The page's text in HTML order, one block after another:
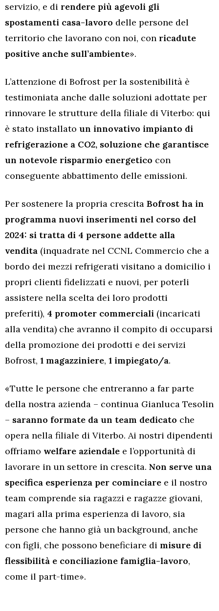
servizio, e di rendere più agevoli gli
spostamenti casa-lavoro delle persone del
territorio che lavorano con noi, con ricadute
positive anche sull’ambiente».
L’attenzione di Bofrost per la sostenibilità è
testimoniata anche dalle soluzioni adottate per
rinnovare le strutture della filiale di Viterbo: qui
è stato installato un innovativo impianto di
refrigerazione a CO2, soluzione che garantisce
un notevole risparmio energetico con
conseguente abbattimento delle emissioni.
Per sostenere la propria crescita Bofrost ha in
programma nuovi inserimenti nel corso del
2024: si tratta di 4 persone addette alla
vendita (inquadrate nel CCNL Commercio che a
bordo dei mezzi refrigerati visitano a domicilio i
propri clienti fidelizzati e nuovi, per poterli
assistere nella scelta dei loro prodotti
preferiti), 4 promoter commerciali (incaricati
alla vendita) che avranno il compito di occuparsi
della promozione dei prodotti e dei servizi
Bofrost, 1 magazziniere, 1 impiegato/a.
«Tutte le persone che entreranno a far parte
della nostra azienda – continua Gianluca Tesolin
– saranno formate da un team dedicato che
opera nella filiale di Viterbo. Ai nostri dipendenti
offriamo welfare aziendale e l’opportunità di
lavorare in un settore in crescita. Non serve una
specifica esperienza per cominciare e il nostro
team comprende sia ragazzi e ragazze giovani,
magari alla prima esperienza di lavoro, sia
persone che hanno già un background, anche
con figli, che possono beneficiare di misure di
flessibilità e conciliazione famiglia-lavoro,
come il part-time».